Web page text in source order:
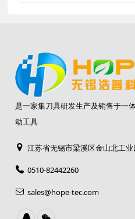
是一家集刀具研发生产及销售于一
动工具
江苏省无锡市梁溪区金山北工
0510-82442260
sales@hope-tec.com